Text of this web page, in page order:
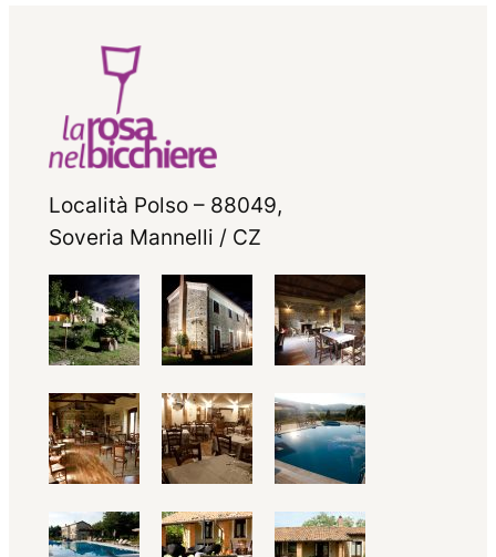
Località Polso – 88049,
Soveria Mannelli / CZ